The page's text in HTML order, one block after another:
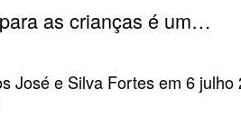
as crianças é um…
José e Silva Fortesem 6 julho